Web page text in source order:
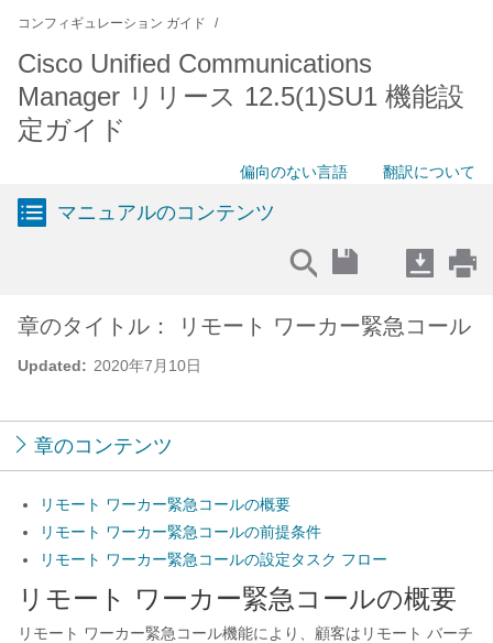
コンフィギュレーション ガイド
Cisco Unified Communications
Manager リリース 12.5(1)SU1 機能設
定ガイド
偏向のない言語 翻訳について
マニュアルのコンテンツ
Updated: 2020年7月10日
章のタイトル： リモート ワーカー緊急コール
章のコンテンツ
リモート ワーカー緊急コールの概要
リモート ワーカー緊急コールの前提条件
リモート ワーカー緊急コールの設定タスク フロー
リモート ワーカー緊急コールの概要
リモート ワーカー緊急コール機能により、顧客はリモート バーチ